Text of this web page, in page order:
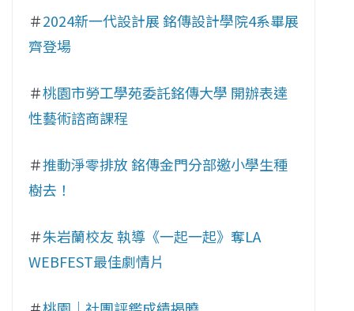
＃2024新一代設計展 銘傳設計學院4系畢展
齊登場
＃桃園市勞工學苑委託銘傳大學 開辦表達
性藝術諮商課程
＃推動淨零排放 銘傳金門分部邀小學生種
樹去！
＃朱岩蘭校友 執導《一起一起》奪LA
WEBFEST最佳劇情片